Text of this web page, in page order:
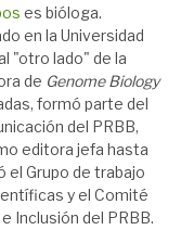
es bióloga.
en la Universidad
"otro lado" de la
de Genome Biology
formó parte del
del PRBB,
editora jefa hasta
el Grupo de trabajo
y el Comité
Inclusión del PRBB.